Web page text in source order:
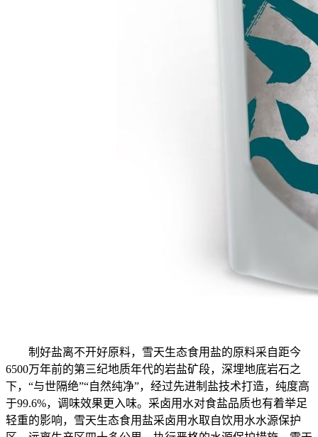
制好盐离不开好原料，雪天生态食用盐的原料采自距今
6500万年前的第三纪地质年代的岩盐矿段，深埋地底岩石之
下，“与世隔绝”“自然纯净”，经过先进制盐技术打造，纯度高
于99.6%，调味效果更入味。采卤用水对食盐品质也有着举足
轻重的影响，雪天生态食用盐采卤用水取自饮用水水源保护